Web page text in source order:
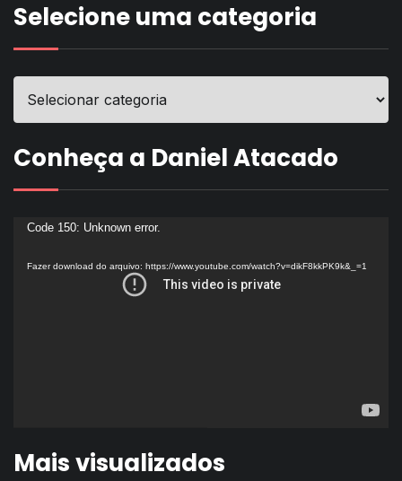
Selecione uma categoria
Conheça a Daniel Atacado
Tocador
Code 150: Unknown error.
Fazer download do arquivo: https://www.youtube.com/watch?v=dikF8kkPK9k&_=1
Mais visualizados